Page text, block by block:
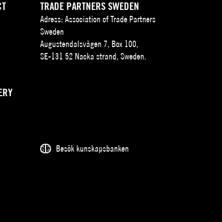
TRADE PARTNERS SWEDEN
Adress: Association of Trade Partners
Sweden
Augustendalsvägen 7, Box 100,
SE-131 52 Nacka strand, Sweden.
Besök kunskapsbanken